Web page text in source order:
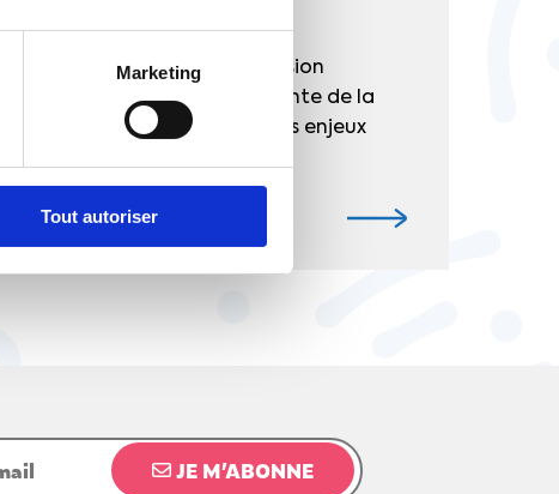
Marketing
Tout autoriser
Inter dans le cadre de l’émission
la secrétaire générale adjointe de la
a pu revenir sur les grands enjeux
JE M’ABONNE